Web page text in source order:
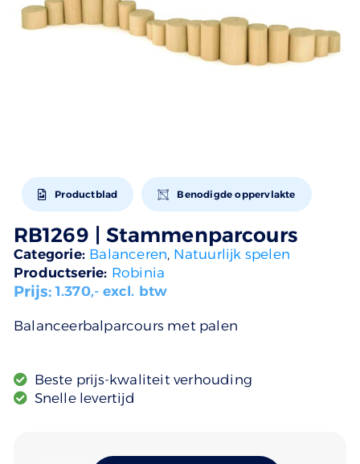
Productblad Benodigde oppervlakte
RB1269 | Stammenparcours
Categorie: Balanceren, Natuurlijk spelen
Productserie: Robinia
Prijs:1.370,- excl. btw
Balanceerbalparcours met palen
Beste prijs-kwaliteit verhouding
Snelle levertijd